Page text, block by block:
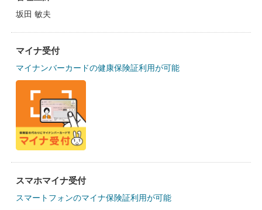
坂田 敏夫
マイナ受付
マイナンバーカードの健康保険証利用が可能
スマホマイナ受付
スマートフォンのマイナ保険証利用が可能